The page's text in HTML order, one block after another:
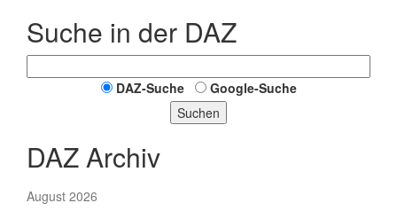
Suche in der DAZ
DAZ-Suche
Google-Suche
Suchen
DAZ Archiv
August 2026